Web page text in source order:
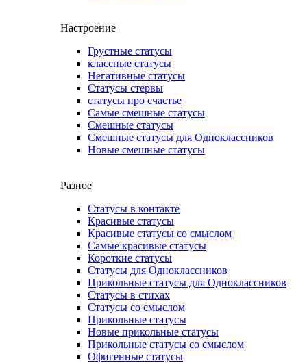
Настроение
Грустные статусы
классные статусы
Негативные статусы
Статусы стервы
статусы про счастье
Самые смешные статусы
Смешные статусы
Смешные статусы для Одноклассников
Новые смешные статусы
Разное
Статусы в контакте
Красивые статусы
Красивые статусы со смыслом
Самые красивые статусы
Короткие статусы
Статусы для Одноклассников
Прикольные статусы для Одноклассников
Статусы в стихах
Статусы со смыслом
Прикольные статусы
Новые прикольные статусы
Прикольные статусы со смыслом
Офигенные статусы